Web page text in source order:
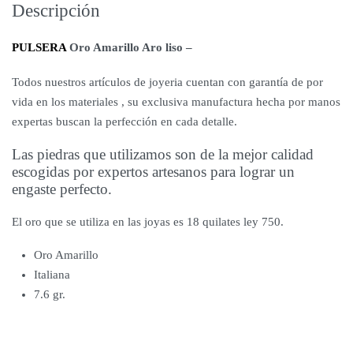
Descripción
PULSERA Oro Amarillo Aro liso –
Todos nuestros artículos de joyeria cuentan con garantía de por
vida en los materiales , su exclusiva manufactura hecha por manos
expertas buscan la perfección en cada detalle.
Las piedras que utilizamos son de la mejor calidad
escogidas por expertos artesanos para lograr un
engaste perfecto.
El oro que se utiliza en las joyas es 18 quilates ley 750.
Oro Amarillo
Italiana
7.6 gr.